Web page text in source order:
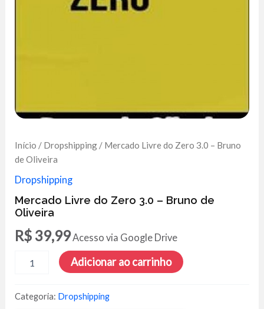
Início / Dropshipping / Mercado Livre do Zero 3.0 – Bruno
de Oliveira
Dropshipping
Mercado Livre do Zero 3.0 – Bruno de
Oliveira
R$ 39,99Acesso via Google Drive
Livre
Zero
3.0
Adicionar ao carrinho
Categoria: Dropshipping